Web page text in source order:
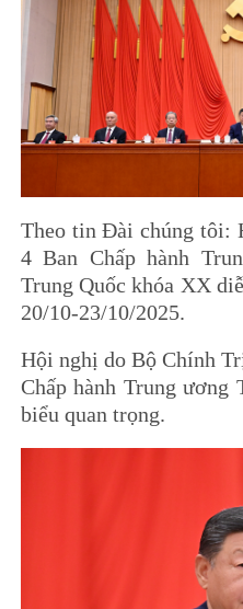
Theo tin Đài chúng tôi:
4 Ban Chấp hành
Trung Quốc khóa XX
20/10-23/10/2025.
Hội nghị do Bộ Chính
Chấp hành Trung ương
biểu quan trọng.